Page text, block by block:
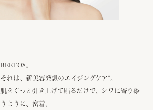
BEETOX。
それは、新美容発想のエイジングケア*。
肌をぐっと引き上げて貼るだけで、シワに寄り添
うように、密着。